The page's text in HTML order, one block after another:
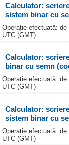
Calculator:
sistem binar cu
Operație efectuată:
UTC (GMT)
Calculator:
binar cu semn
Operație efectuată:
UTC (GMT)
Calculator:
sistem binar cu
Operație efectuată:
UTC (GMT)